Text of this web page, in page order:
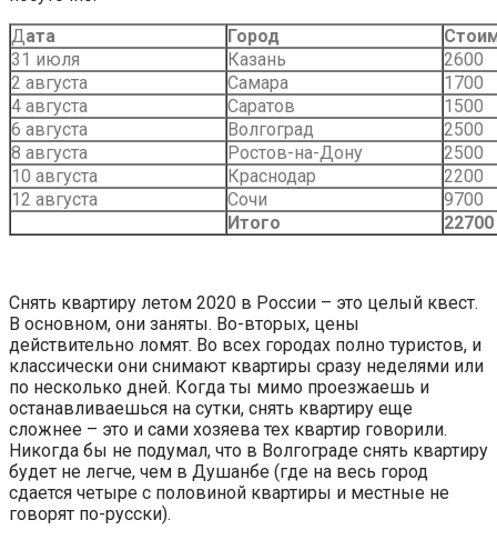
Дата Город
31 июля
Казань
2600
2 августа
Самара
1700
4 августа
Саратов
1500
6 августа
Волгоград
2500
8 августа
Ростов-на-Дону
2500
10 августа
Краснодар
2200
12 августа
Сочи
9700
Итого
22700
Снять квартиру летом 2020 в России – это целый квест.
В основном, они заняты. Во-вторых, цены
действительно ломят. Во всех городах полно туристов, и
классически они снимают квартиры сразу неделями или
по несколько дней. Когда ты мимо проезжаешь и
останавливаешься на сутки, снять квартиру еще
сложнее – это и сами хозяева тех квартир говорили.
Никогда бы не подумал, что в Волгограде снять квартиру
будет не легче, чем в Душанбе (где на весь город
сдается четыре с половиной квартиры и местные не
говорят по-русски).